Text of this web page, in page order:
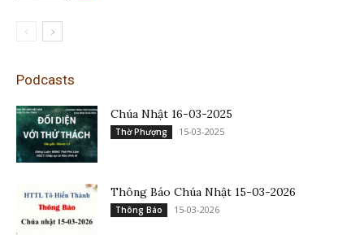
Podcasts
Chúa Nhật 16-03-2025
Thờ Phượng 15-03-2025
Thông Báo Chúa Nhật 15-03-2026
Thông Báo 15-03-2026